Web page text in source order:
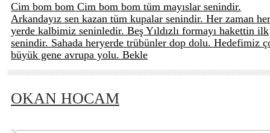
Cim bom bom Cim bom bom tüm mayıslar senindir.
Arkandayız sen kazan tüm kupalar senindir. Her zaman her
yerde kalbimiz seninledir. Beş Yıldızlı formayı hakettin ilk
senindir. Sahada heryerde trübünler dop dolu. Hedefimiz
büyük gene avrupa yolu. Bekle
OKAN HOCAM